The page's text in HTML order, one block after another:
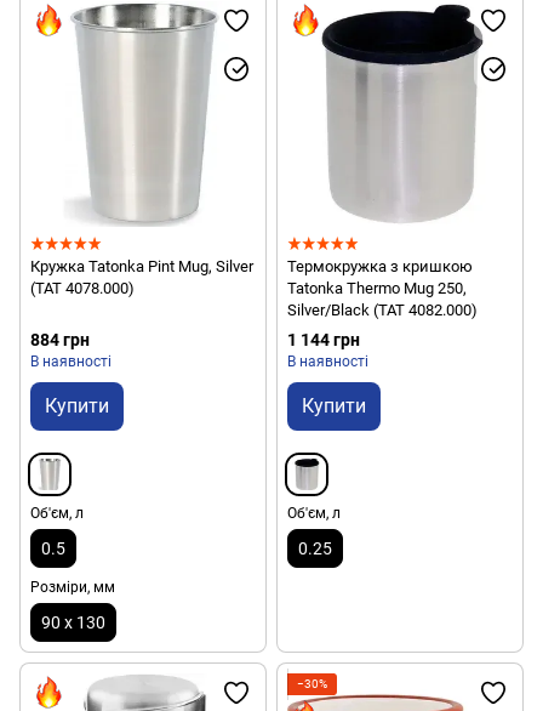
Кружка Tatonka Pint Mug, Silver
(TAT 4078.000)
884 грн
В наявності
Купити
Об'єм, л
0.5
Розміри, мм
90 х 130
Термокружка з кришкою
Tatonka Thermo Mug 250,
Silver/Black (TAT 4082.000)
1 144 грн
В наявності
Купити
Об'єм, л
0.25
−30%